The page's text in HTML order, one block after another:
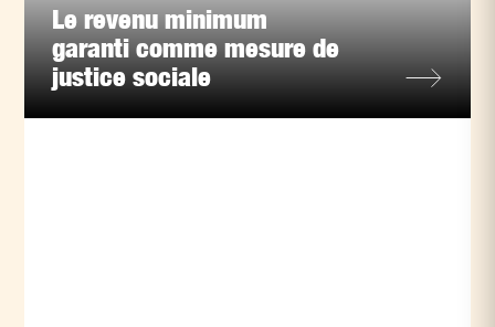
Le revenu minimum
garanti comme mesure de
justice sociale